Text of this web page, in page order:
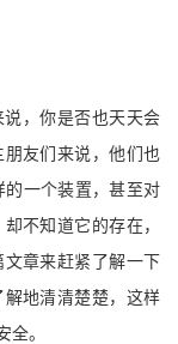
，你是否也天天会
友们来说，他们也
一个装置，甚至对
不知道它的存在，
章来赶紧了解一下
地清清楚楚，这样
。